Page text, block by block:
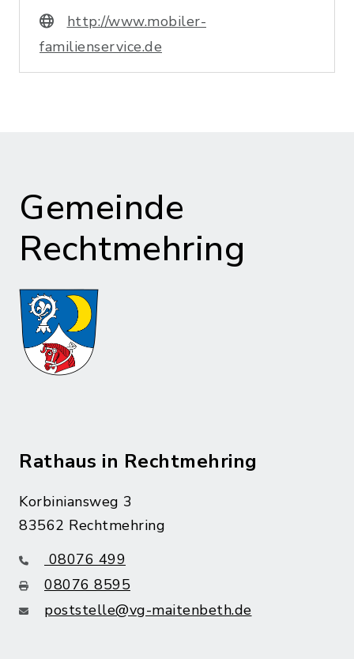
http://www.mobiler-
familienservice.de
Gemeinde
Rechtmehring
Rathaus in Rechtmehring
Korbiniansweg 3
83562 Rechtmehring
08076 499
08076 8595
poststelle@vg-maitenbeth.de